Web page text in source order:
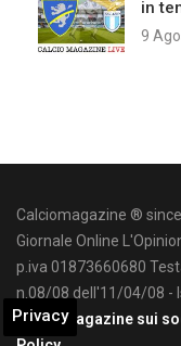
in
9
Calciomagazine ®
Giornale Online
p.iva 01873660680
n.08/08 dell'11/04/08 -
Calciomagazine sui
Privacy